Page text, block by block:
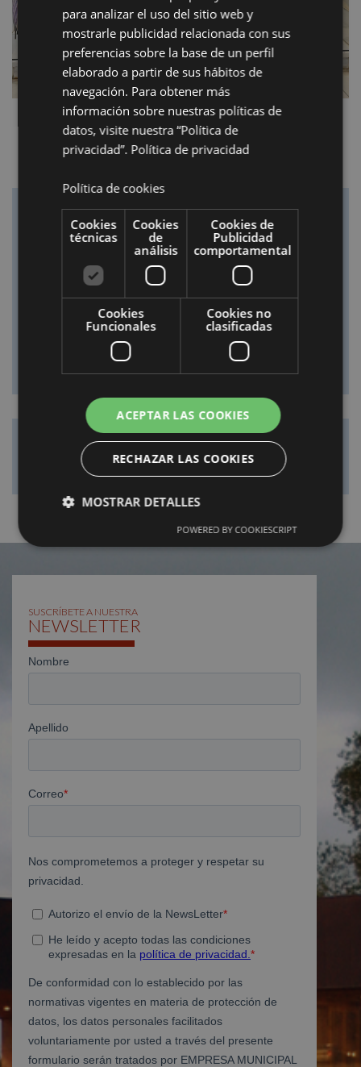
¡No te pierdas nada!
SUSCRÍBETE A NUESTRA
NEWSLETTER
para analizar el uso del sitio web y
mostrarle publicidad relacionada con sus
preferencias sobre la base de un perfil
elaborado a partir de sus hábitos de
navegación. Para obtener más
información sobre nuestras políticas de
datos, visite nuestra “Política de
privacidad”. Política de privacidad
Política de cookies
Cookies
técnicas
Cookies
de
análisis
Cookies de
Publicidad
comportamental
Cookies
Funcionales
Cookies no
clasificadas
ACEPTAR LAS COOKIES
RECHAZAR LAS COOKIES
MOSTRAR DETALLES
POWERED BY COOKIESCRIPT